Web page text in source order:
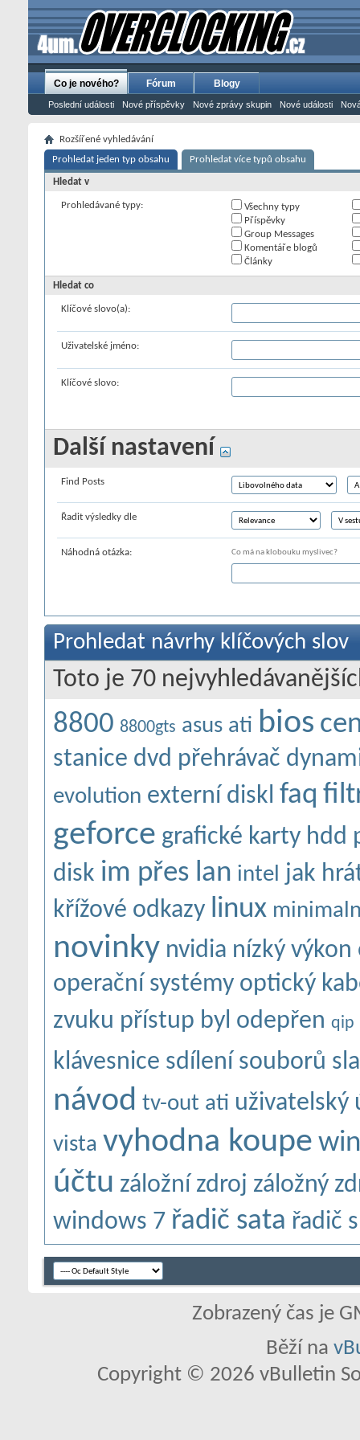
Co je nového?
Poslední události Nové příspěvky Nové zprávy skupin Nové události
Fórum Blogy
Rozšířené vyhledávání
Prohledat jeden typ obsahu
Prohledat více typů obsahu
Hledat v
Prohledávané typy:
Všechny typy
Příspěvky
Group Messages
Komentáře blogů
Články
Hledat co
Klíčové slovo(a):
Uživatelské jméno:
Klíčové slovo:
Další nastavení
Find Posts
Řadit výsledky dle
Náhodná otázka: Co má na klobouku myslivec?
Prohledat návrhy klíčových slov
Toto je 70
8800 8800gts asus ati bios
stanice dvd přehrávač
evolution externí diskl faq
geforce grafické karty hdd
disk im přes lan intel jak
křížové odkazy linux
novinky nvidia nízký výkon
operační systémy optický
zvuku přístup byl odepřen qip
klávesnice sdílení souborů
návod tv-out ati uživatelský
vista vyhodna koupe
účtu záložní zdroj záložný
windows 7 řadič sata řadič
Zobrazený čas je
Běží na
Copyright © 2026 vBulletin